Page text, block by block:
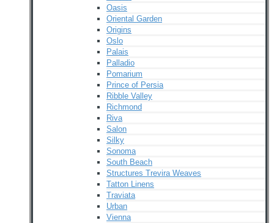
Oasis
Oriental Garden
Origins
Oslo
Palais
Palladio
Pomarium
Prince of Persia
Ribble Valley
Richmond
Riva
Salon
Silky
Sonoma
South Beach
Structures Trevira Weaves
Tatton Linens
Traviata
Urban
Vienna